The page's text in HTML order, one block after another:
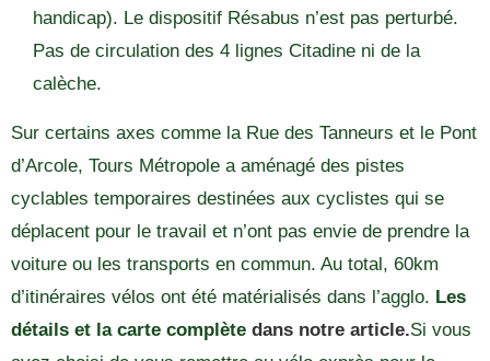
handicap). Le dispositif Résabus n’est pas perturbé.
Pas de circulation des 4 lignes Citadine ni de la
calèche.
Sur certains axes comme la Rue des Tanneurs et le Pont
d’Arcole, Tours Métropole a aménagé des pistes
cyclables temporaires destinées aux cyclistes qui se
déplacent pour le travail et n’ont pas envie de prendre la
voiture ou les transports en commun. Au total, 60km
d’itinéraires vélos ont été matérialisés dans l’agglo. Les
détails et la carte complète dans notre article.Si vous